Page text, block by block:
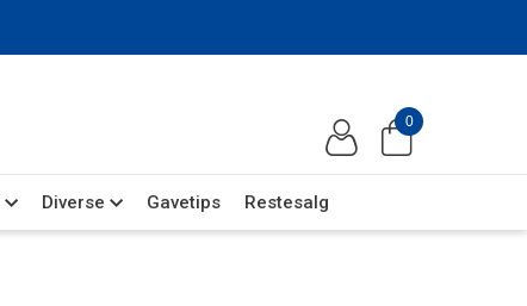
0
Diverse Gavetips Restesalg